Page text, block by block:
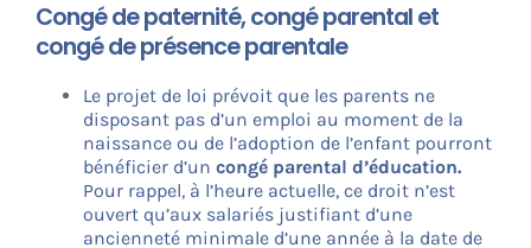
Congé de paternité, congé parental et
congé de présence parentale
Le projet de loi prévoit que les parents ne
disposant pas d’un emploi au moment de la
naissance ou de l’adoption de l’enfant pourront
bénéficier d’un congé parental d’éducation.
Pour rappel, à l’heure actuelle, ce droit n’est
ouvert qu’aux salariés justifiant d’une
ancienneté minimale d’une année à la date de